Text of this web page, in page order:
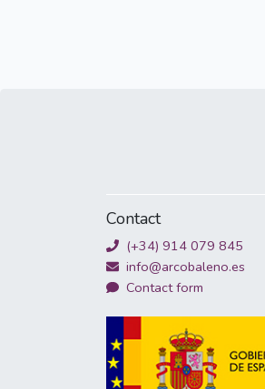
Contact
(+34) 914 079 845
info@arcobaleno.es
Contact form